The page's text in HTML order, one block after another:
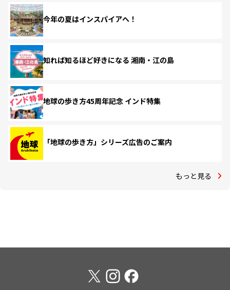
今年の夏はインスパイアへ！
知れば知るほど好きになる 湘南・江の島
地球の歩き方45周年記念 インド特集
「地球の歩き方」シリーズ広告のご案内
もっと見る